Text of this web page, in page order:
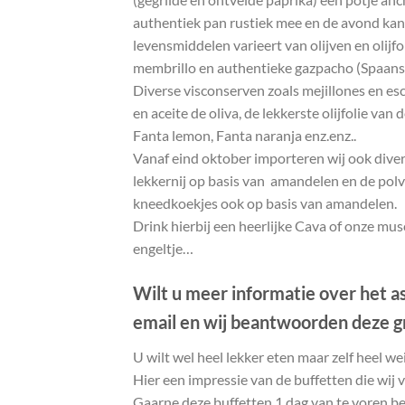
authentiek pan rustiek mee en de avond
levensmiddelen varieert van olijven en
membrillo en authentieke gazpacho
Diverse visconserven zoals mejillones en
en aceite de oliva, de lekkerste olijfolie van
Fanta lemon, Fanta naranja enz.enz..
Vanaf eind oktober importeren wij ook
lekkernij op basis van amandelen en de
kneedkoekjes ook op basis van amandelen.
Drink hierbij een heerlijke Cava of onze
engeltje…
Wilt u meer informatie over het
email en wij beantwoorden deze
U wilt wel heel lekker eten maar zelf heel
Hier een impressie van de buffetten die wij
Gaarne deze buffetten 1 dag van te voren